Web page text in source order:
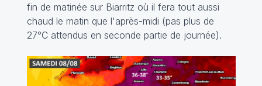
fin de matinée sur Biarritz où il fera tout aussi
chaud le matin que l'après-midi (pas plus de
27°C attendus en seconde partie de journée).